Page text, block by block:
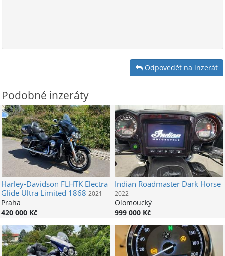
Odpovedět na inzerát
Podobné inzeráty
Harley-Davidson FLHTK Electra
Glide Ultra Limited 1868 2021
Praha
420 000 Kč
Indian Roadmaster Dark Horse
2022
Olomoucký
999 000 Kč